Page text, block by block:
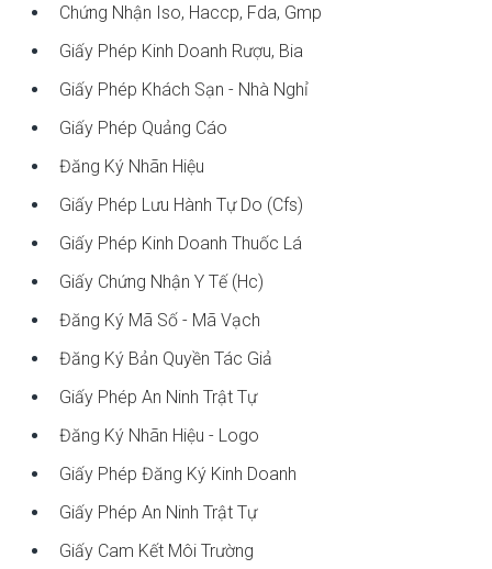
Chứng Nhận Iso, Haccp, Fda, Gmp
Giấy Phép Kinh Doanh Rượu, Bia
Giấy Phép Khách Sạn - Nhà Nghỉ
Giấy Phép Quảng Cáo
Đăng Ký Nhãn Hiệu
Giấy Phép Lưu Hành Tự Do (cfs)
Giấy Phép Kinh Doanh Thuốc Lá
Giấy Chứng Nhận Y Tế (hc)
Đăng Ký Mã Số - Mã Vạch
Đăng Ký Bản Quyền Tác Giả
Giấy Phép An Ninh Trật Tự
Đăng Ký Nhãn Hiệu - Logo
Giấy Phép Đăng Ký Kinh Doanh
Giấy Phép An Ninh Trật Tự
Giấy Cam Kết Môi Trường